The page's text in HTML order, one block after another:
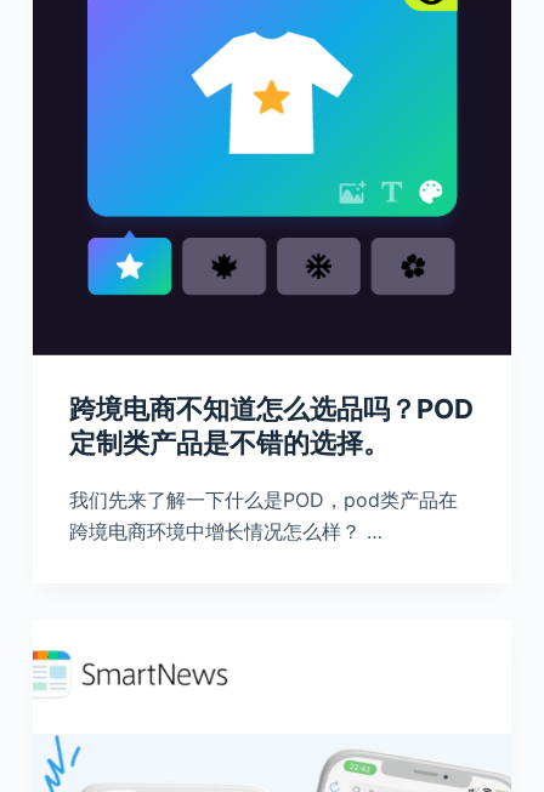
跨境电商不知道怎么选品吗？POD
定制类产品是不错的选择。
我们先来了解一下什么是POD，pod类产品在
跨境电商环境中增长情况怎么样？ …